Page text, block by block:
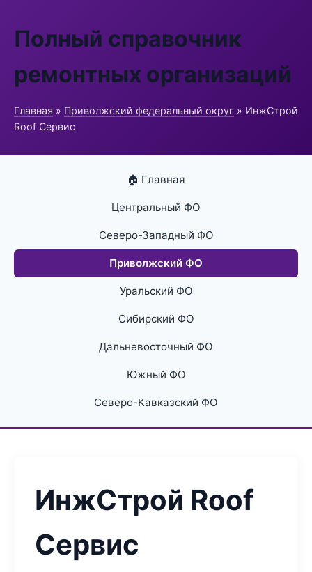
Полный справочник
ремонтных организаций
Главная » Приволжский федеральный округ » ИнжСтрой
Roof Сервис
🏠 Главная
Центральный ФО
Северо-Западный ФО
Приволжский ФО
Уральский ФО
Сибирский ФО
Дальневосточный ФО
Южный ФО
Северо-Кавказский ФО
ИнжСтрой Roof
Сервис